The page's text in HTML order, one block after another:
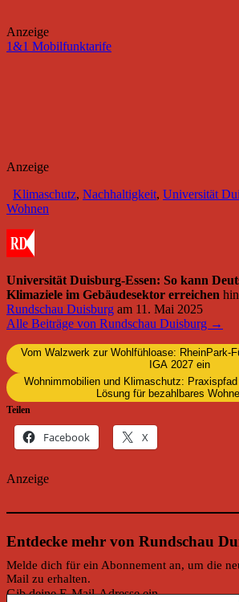
Anzeige
1&1 Mobilfunktarife
Anzeige
Klimaschutz, Nachhaltigkeit, Universität
Wohnen
Universität Duisburg-Essen: So kann
Klimaziele im Gebäudesektor erreichen
Rundschau Duisburg am 11. Mai 2025
Alle Beiträge von Rundschau Duisburg →
Vom Walzwerk zur Wohlfühloase: RheinPark-
IGA 2027 ein
Wohnimmobilien und Klimaschutz:
Lösung für bezahlbares
Teilen
Facebook X
Anzeige
Entdecke mehr von Rundschau
Melde dich für ein Abonnement an, um die
Mail zu erhalten.
Gib deine E-Mail-Adresse ein ...